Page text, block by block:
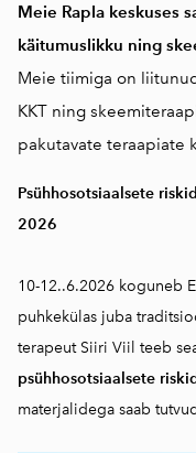
Meie Rapla keskuses
käitumuslikku ning
Meie tiimiga on
KKT ning
pakutavate teraapiate
Psühhosotsiaalsete
2026
10-12..6.2026 koguneb
puhkekülas juba
terapeut Siiri Viil teeb
psühhosotsiaalsete
materjalidega saab